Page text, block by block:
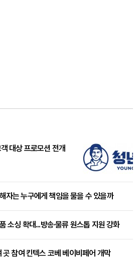
대상 프로모션 전개
자는 누구에게 책임을 물을 수 있을까
소싱 확대...방송·물류 원스톱 지원 강화
참여 킨텍스 코베 베이비페어 개막